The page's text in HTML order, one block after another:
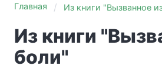
Главная Из книги "Вызванное
Из книги
боли"